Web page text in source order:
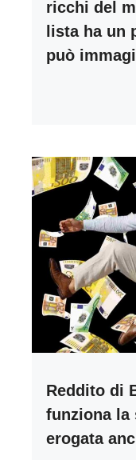
ricchi del
lista ha un
può
Reddito di
funziona la
erogata